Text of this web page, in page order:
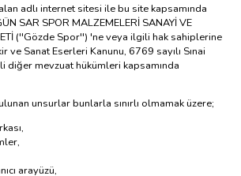
adlı internet sitesi ile bu site kapsamında
SAR SPOR MALZEMELERİ SANAYİ VE
(''Gözde Spor'') 'ne veya ilgili hak sahiplerine
ve Sanat Eserleri Kanunu, 6769 sayılı Sınai
diğer mevzuat hükümleri kapsamında
unsurlar bunlarla sınırlı olmamak üzere;
arayüzü,